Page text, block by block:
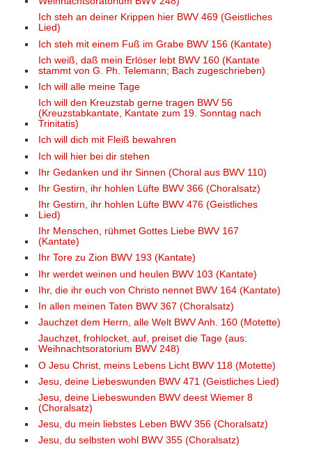
Ich steh an deiner Krippen hier BWV 469 (Geistliches
Lied)
Ich steh mit einem Fuß im Grabe BWV 156 (Kantate)
Ich weiß, daß mein Erlöser lebt BWV 160 (Kantate
stammt von G. Ph. Telemann; Bach zugeschrieben)
Ich will alle meine Tage
Ich will den Kreuzstab gerne tragen BWV 56
(Kreuzstabkantate, Kantate zum 19. Sonntag nach
Trinitatis)
Ich will dich mit Fleiß bewahren
Ich will hier bei dir stehen
Ihr Gedanken und ihr Sinnen (Choral aus BWV 110)
Ihr Gestirn, ihr hohlen Lüfte BWV 366 (Choralsatz)
Ihr Gestirn, ihr hohlen Lüfte BWV 476 (Geistliches
Lied)
Ihr Menschen, rühmet Gottes Liebe BWV 167
(Kantate)
Ihr Tore zu Zion BWV 193 (Kantate)
Ihr werdet weinen und heulen BWV 103 (Kantate)
Ihr, die ihr euch von Christo nennet BWV 164 (Kantate)
In allen meinen Taten BWV 367 (Choralsatz)
Jauchzet dem Herrn, alle Welt BWV Anh. 160 (Motette)
Jauchzet, frohlocket, auf, preiset die Tage (aus:
Weihnachtsoratorium BWV 248)
O Jesu Christ, meins Lebens Licht BWV 118 (Motette)
Jesu, deine Liebeswunden BWV 471 (Geistliches Lied)
Jesu, deine Liebeswunden BWV deest Wiemer 8
(Choralsatz)
Jesu, du mein liebstes Leben BWV 356 (Choralsatz)
Jesu, du selbsten wohl BWV 355 (Choralsatz)